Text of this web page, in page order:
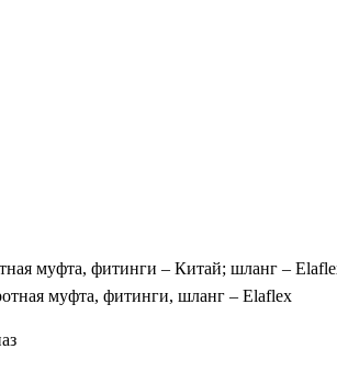
муфта, фитинги – Китай; шланг –
муфта, фитинги, шланг – Elaflex